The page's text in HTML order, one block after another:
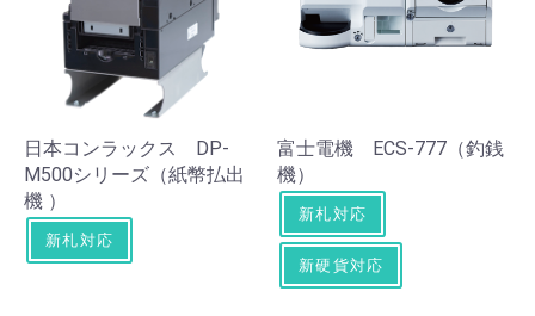
日本コンラックス DP-
M500シリーズ（紙幣払出
機 ）
新札対応
富士電機 ECS-777（釣銭
機）
新札対応
新硬貨対応